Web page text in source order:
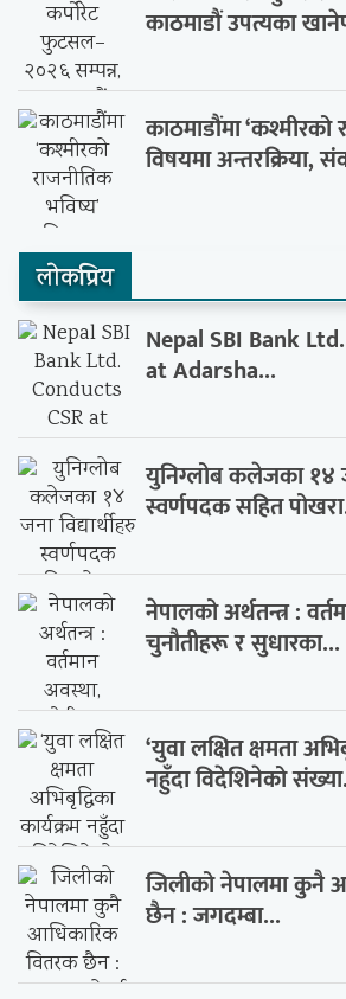
काठमाडौं उपत्यका
काठमाडौंमा ‘कश्मीरको
विषयमा अन्तरक्रिया,
लाेकप्रिय
Nepal SBI Bank
at Adarsha...
युनिग्लोब कलेजका १४
स्वर्णपदक सहित
नेपालको अर्थतन्त्र :
चुनौतीहरू र सुधारका...
‘युवा लक्षित क्षमता
नहुँदा विदेशिनेको
जिलीको नेपालमा कुनै
छैन : जगदम्बा...